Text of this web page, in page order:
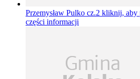
Przemysław Pulko cz.2 kliknij, aby
części informacji